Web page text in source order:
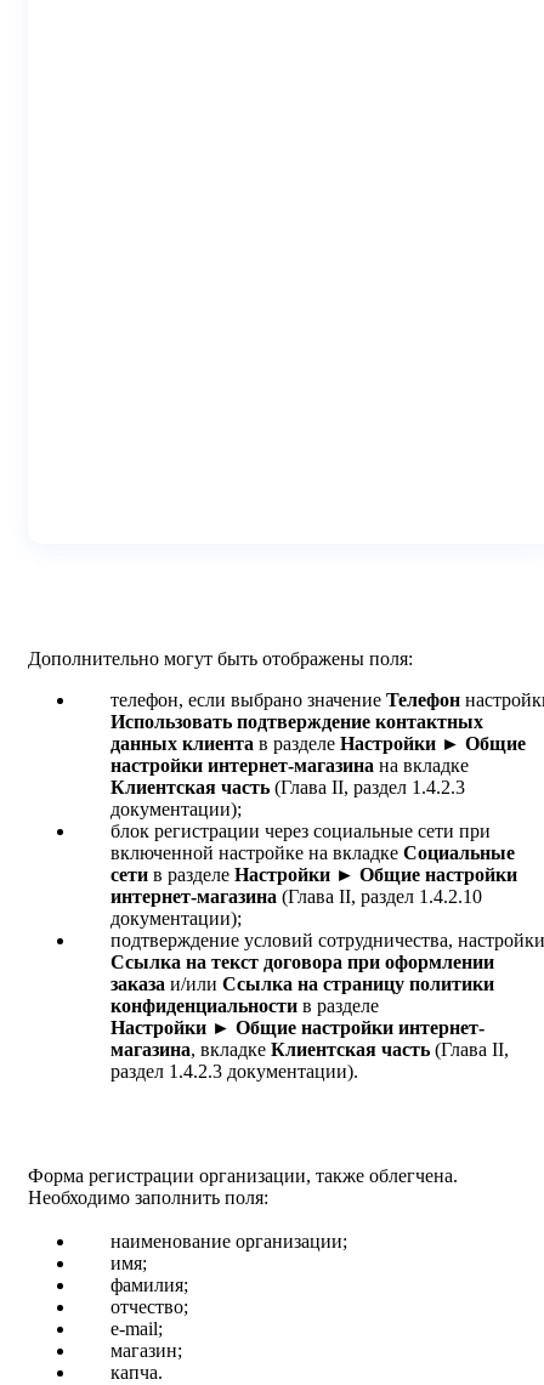
Дополнительно могут быть отображены поля:
телефон, если выбрано значение Телефон
Использовать подтверждение контактных
данных клиента в разделе Настройки ► Общие
настройки интернет-магазина на вкладке
Клиентская часть (Глава II, раздел 1.4.2.3
документации);
блок регистрации через социальные сети при
включенной настройке на вкладке Социальные
сети в разделе Настройки ► Общие настройки
интернет-магазина (Глава II, раздел 1.4.2.10
документации);
подтверждение условий сотрудничества, настройки
Ссылка на текст договора при оформлении
заказа и/или Ссылка на страницу политики
конфиденциальности в разделе
Настройки ► Общие настройки интернет-
магазина, вкладке Клиентская часть (Глава II,
раздел 1.4.2.3 документации).
Форма регистрации организации, также облегчена.
Необходимо заполнить поля:
наименование организации;
имя;
фамилия;
отчество;
e-mail;
магазин;
капча.